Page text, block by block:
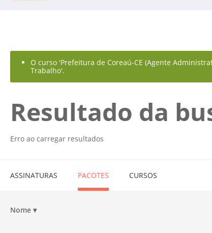
O curso 'Prefeitura de Coreaú-CE (Agente
Trabalho'.
Resultado da
Erro ao carregar resultados
ASSINATURAS PACOTES CURSOS
Nome ▾